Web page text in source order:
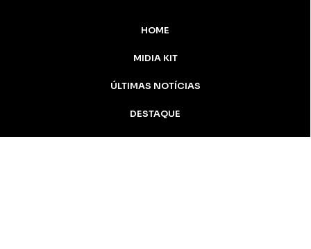
HOME
MIDIA KIT
ÚLTIMAS NOTÍCIAS
DESTAQUE